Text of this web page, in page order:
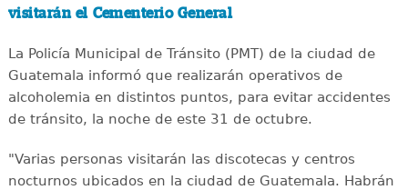
visitarán el Cementerio General
La Policía Municipal de Tránsito (PMT) de la ciudad de
Guatemala informó que realizarán operativos de
alcoholemia en distintos puntos, para evitar accidentes
de tránsito, la noche de este 31 de octubre.
"Varias personas visitarán las discotecas y centros
nocturnos ubicados en la ciudad de Guatemala. Habrán